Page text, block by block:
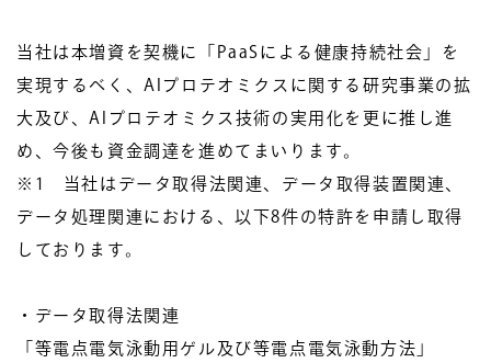
当社は本増資を契機に「PaaSによる健康持続社会」を
実現するべく、AIプロテオミクスに関する研究事業の拡
大及び、AIプロテオミクス技術の実用化を更に推し進
め、今後も資金調達を進めてまいります。
※1 当社はデータ取得法関連、データ取得装置関連、
データ処理関連における、以下8件の特許を申請し取得
しております。
・データ取得法関連
「等電点電気泳動用ゲル及び等電点電気泳動方法」